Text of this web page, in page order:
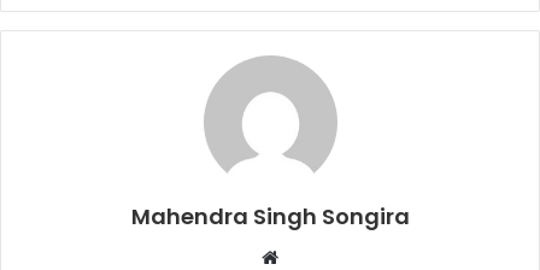
Mahendra Singh Songira
Website